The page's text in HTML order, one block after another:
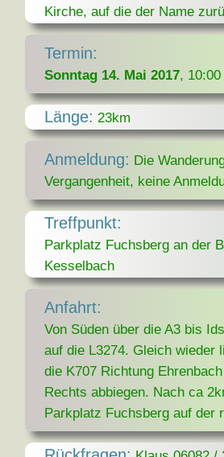
Kirche, auf die der Name
Termin:
Sonntag 14. Mai 2017,
Länge: 23km
Anmeldung: Die
Vergangenheit, keine
Treffpunkt:
Parkplatz Fuchsberg an der
Kesselbach
Anfahrt:
Von Süden über die A3 bis
auf die L3274. Gleich wieder
die K707 Richtung
Rechts abbiegen. Nach ca
Parkplatz Fuchsberg auf der